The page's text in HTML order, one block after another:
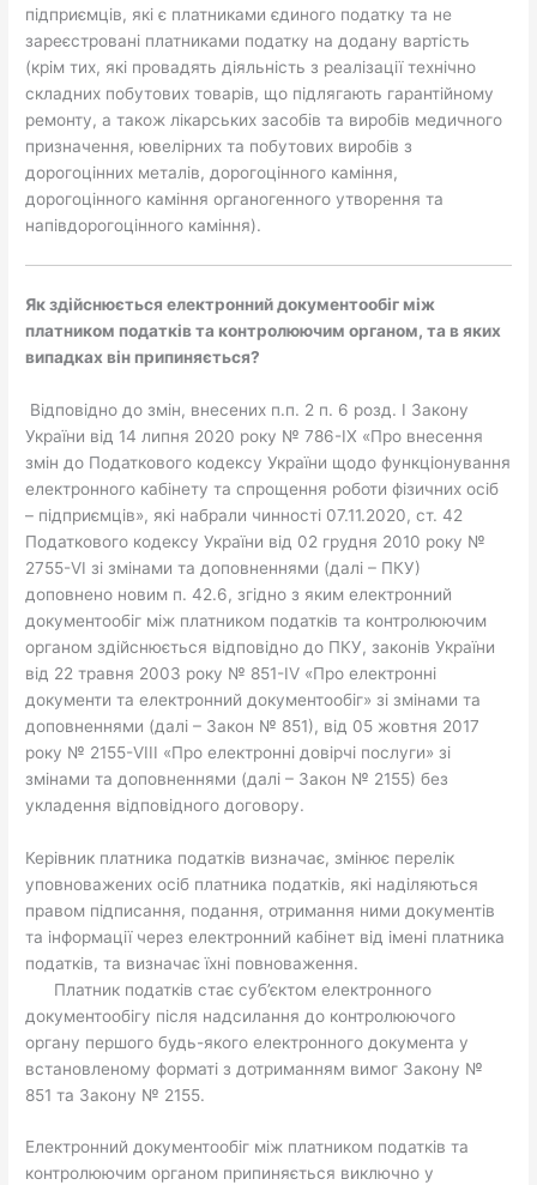
підприємців, які є платниками єдиного податку та не
зареєстровані платниками податку на додану вартість
(крім тих, які провадять діяльність з реалізації технічно
складних побутових товарів, що підлягають гарантійному
ремонту, а також лікарських засобів та виробів медичного
призначення, ювелірних та побутових виробів з
дорогоцінних металів, дорогоцінного каміння,
дорогоцінного каміння органогенного утворення та
напівдорогоцінного каміння).
Як здійснюється електронний документообіг між
платником податків та контролюючим органом, та в яких
випадках він припиняється?
Відповідно до змін, внесених п.п. 2 п. 6 розд. І Закону
України від 14 липня 2020 року № 786-IX «Про внесення
змін до Податкового кодексу України щодо функціонування
електронного кабінету та спрощення роботи фізичних осіб
– підприємців», які набрали чинності 07.11.2020, ст. 42
Податкового кодексу України від 02 грудня 2010 року №
2755-VI зі змінами та доповненнями (далі – ПКУ)
доповнено новим п. 42.6, згідно з яким електронний
документообіг між платником податків та контролюючим
органом здійснюється відповідно до ПКУ, законів України
від 22 травня 2003 року № 851-IV «Про електронні
документи та електронний документообіг» зі змінами та
доповненнями (далі – Закон № 851), від 05 жовтня 2017
року № 2155-VIII «Про електронні довірчі послуги» зі
змінами та доповненнями (далі – Закон № 2155) без
укладення відповідного договору.
Керівник платника податків визначає, змінює перелік
уповноважених осіб платника податків, які наділяються
правом підписання, подання, отримання ними документів
та інформації через електронний кабінет від імені платника
податків, та визначає їхні повноваження.
Платник податків стає суб’єктом електронного
документообігу після надсилання до контролюючого
органу першого будь-якого електронного документа у
встановленому форматі з дотриманням вимог Закону №
851 та Закону № 2155.
Електронний документообіг між платником податків та
контролюючим органом припиняється виключно у